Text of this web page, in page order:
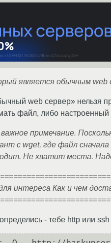
является обычным web
web сервер» нельзя
файл, либо настроенный
примечание.
с wget, где файл
Не хватит места.
интереса Как и чем
- тебе http или